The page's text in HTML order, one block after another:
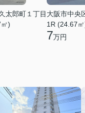
太郎町１丁目
)
大阪市中央
1R (24.67
7万円